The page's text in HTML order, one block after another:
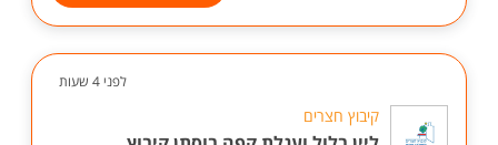
לפני 4 שעות
קיבוץ חצרים